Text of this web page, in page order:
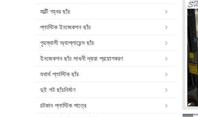
মাল্টি গহ্বর ছাঁচ
প্লাস্টিক ইনজেকশন ছাঁচ
গৃহস্থালী অ্যাপ্লায়েন্স ছাঁচ
ইনজেকশন ছাঁচ সাধনী দ্বারা প্রয়োগকরণ
যথার্থ প্লাস্টিক ছাঁচ
দুই শট ছাঁচনির্মাণ
চটকান প্লাস্টিক পাত্রে